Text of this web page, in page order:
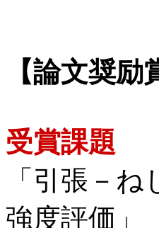
【論文奨励
受賞課題
「引張－
強度評価」